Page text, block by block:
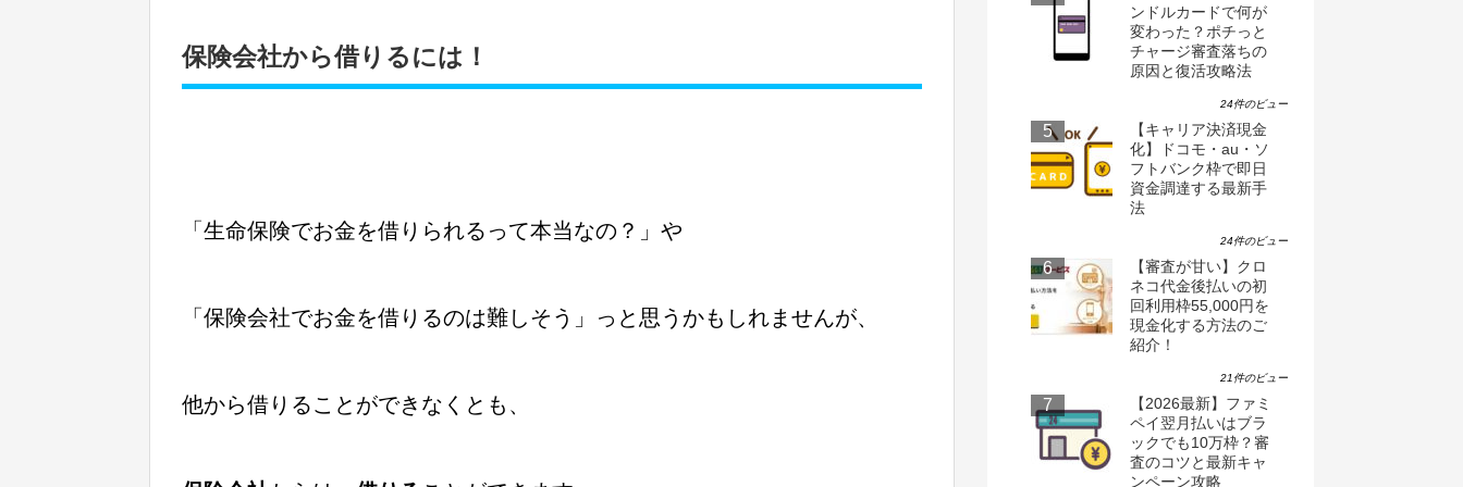
保険会社から借りるには！
「生命保険でお金を借りられるって本当なの？」や
「保険会社でお金を借りるのは難しそう」っと思うかもしれませんが、
他から借りることができなくとも、
ンドルカードで何が
変わった？ポチっと
チャージ審査落ちの
原因と復活攻略法
24件のビュー
【キャリア決済現金
化】ドコモ・au・ソ
フトバンク枠で即日
資金調達する最新手
法
24件のビュー
【審査が甘い】クロ
ネコ代金後払いの初
回利用枠55,000円を
現金化する方法のご
紹介！
21件のビュー
【2026最新】ファミ
ペイ翌月払いはブラ
ックでも10万枠？審
査のコツと最新キャ
ンペーン攻略